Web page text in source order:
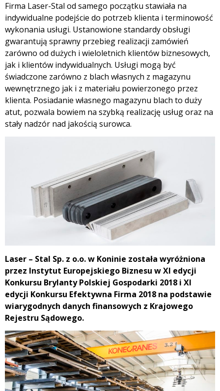
Firma Laser-Stal od samego początku stawiała na
indywidualne podejście do potrzeb klienta i terminowość
wykonania usługi. Ustanowione standardy obsługi
gwarantują sprawny przebieg realizacji zamówień
zarówno od dużych i wieloletnich klientów biznesowych,
jak i klientów indywidualnych. Usługi mogą być
świadczone zarówno z blach własnych z magazynu
wewnętrznego jak i z materiału powierzonego przez
klienta. Posiadanie własnego magazynu blach to duży
atut, pozwala bowiem na szybką realizację usług oraz na
stały nadzór nad jakością surowca.
Laser – Stal Sp. z o.o. w Koninie została wyróżniona
przez Instytut Europejskiego Biznesu w XI edycji
Konkursu Brylanty Polskiej Gospodarki 2018 i XI
edycji Konkursu Efektywna Firma 2018 na podstawie
wiarygodnych danych finansowych z Krajowego
Rejestru Sądowego.